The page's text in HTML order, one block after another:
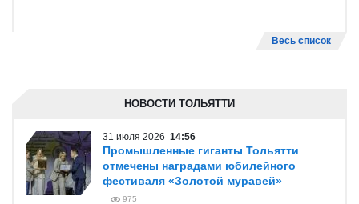
Весь список
НОВОСТИ ТОЛЬЯТТИ
31 июля 2026 14:56
Промышленные гиганты Тольятти
отмечены наградами юбилейного
фестиваля «Золотой муравей»
975